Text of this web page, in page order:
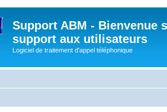
Support ABM - Bienvenue
support aux utilisateurs
Logiciel de traitement d'appel téléphonique